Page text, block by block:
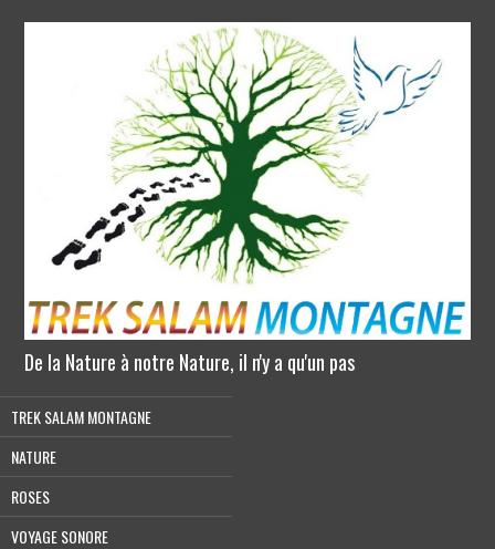
De la Nature à notre Nature, il n'y a qu'un pas
TREK SALAM MONTAGNE
NATURE
ROSES
VOYAGE SONORE